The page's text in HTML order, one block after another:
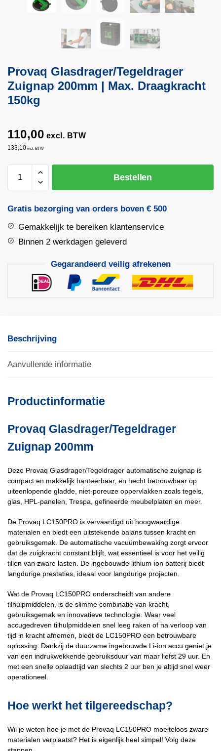
Provaq Glasdrager/Tegeldrager
Zuignap 200mm | Max. Draagkracht
150kg
110,00 excl. BTW
133,10 incl. BTW
Glasdrager/Tegeldrager
200mm
Max.
Draagkracht
Bestellen
Gratis bezorging van orders boven € 500
Gemakkelijk te bereiken klantenservice
Binnen 2 werkdagen geleverd
Gegarandeerd veilig afrekenen
Beschrijving
Aanvullende informatie
Productinformatie
Provaq Glasdrager/Tegeldrager
Zuignap 200mm
Deze Provaq Glasdrager/Tegeldrager automatische zuignap is
compact en makkelijk hanteerbaar, en hecht betrouwbaar op
uiteenlopende gladde, niet-poreuze oppervlakken zoals tegels,
glas, HPL-panelen, Trespa, gefineerde meubelplaten en meer.
De Provaq LC150PRO is vervaardigd uit hoogwaardige
materialen en biedt een uitstekende balans tussen kracht en
gebruiksgemak. De automatische vacuümbewaking zorgt ervoor
dat de zuigkracht constant blijft, wat essentieel is voor het veilig
tillen van zware lasten. De ingebouwde lithium-ion batterij biedt
langdurige prestaties, ideaal voor langdurige projecten.
Wat de Provaq LC150PRO onderscheidt van andere
tilhulpmiddelen, is de slimme combinatie van kracht,
gebruiksgemak en innovatieve technologie. Waar veel
accugedreven tilhulpmiddelen snel leeg raken of na verloop van
tijd in kracht afnemen, biedt de LC150PRO een betrouwbare
oplossing. Dankzij de duurzame ingebouwde Li-ion accu geniet je
van een indrukwekkende gebruiksduur van maar liefst 29 uur. En
met een snelle oplaadtijd van slechts 2 uur ben je altijd snel weer
operationeel.
Hoe werkt het tilgereedschap?
Wil je weten hoe je met de Provaq LC150PRO moeiteloos zware
materialen verplaatst? Het is eigenlijk heel simpel! Volg deze